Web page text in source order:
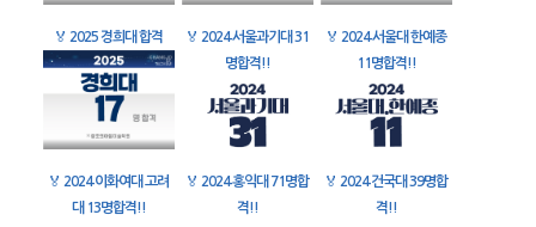
🏅 2025 경희대 합격 🏅 2024 서울과기대 31
명합격!!
🏅 2024 서울대 한예종
11명합격!!
🏅 2024 이화여대 고려
대 13명합격!!
🏅 2024 홍익대 71명합
격!!
🏅 2024 건국대 39명합
격!!